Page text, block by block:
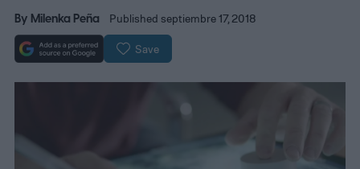
By Milenka Peña Published septiembre 17, 2018
Save